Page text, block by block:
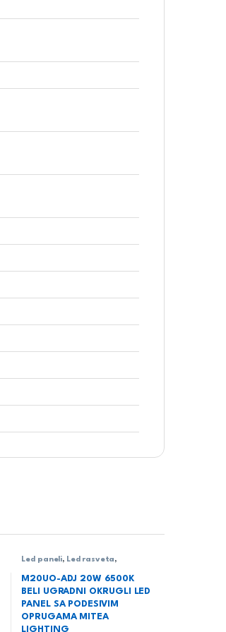
Led paneli, Led rasveta,
M20UO-ADJ 20W 6500K
BELI UGRADNI OKRUGLI LED
PANEL SA PODESIVIM
OPRUGAMA MITEA
LIGHTING